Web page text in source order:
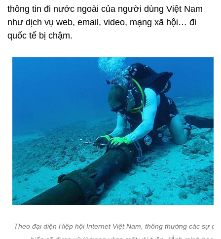
Theo đại diện Hiệp hội Internet Việt Nam, thông thường các sự cố
biển sẽ được xử lý trong vòng một vài tuần. (Ảnh minh họa:
truyenhinhfpt.net.vn)
Dẫu vậy, trên thực tế cho đến nay, theo các chuyên
nước sử dụng với tỷ lệ lớn. Cũng vì thế, khi tuyến